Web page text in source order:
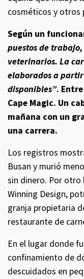
cosméticos y otros
Según un
puestos de
veterinarios. La
elaborados a
disponibles”.
Cape Magic. Un
mañana con un
una carrera.
Los registros
Busan y murió
sin dinero. Por otro
Winning Design,
granja propietaria
restaurante de
En el lugar donde
confinamiento de
descuidados en